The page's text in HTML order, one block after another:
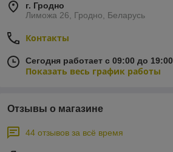
г. Гродно
Лиможа 26, Гродно, Беларусь
Контакты
Сегодня работает с 09:00 до 19:00
Показать весь график работы
Отзывы о магазине
44 отзывов за всё время